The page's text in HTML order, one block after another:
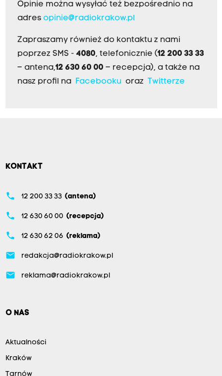
Opinie można wysyłać też bezpośrednio na
adres opinie@radiokrakow.pl
Zapraszamy również do kontaktu z nami
poprzez SMS - 4080, telefonicznie (12 200 33 33
– antena,12 630 60 00 – recepcja), a także na
nasz profil na Facebookuoraz Twitterze
KONTAKT
phone 12 200 33 33 (antena)
phone 12 630 60 00 (recepcja)
phone 12 630 62 06 (reklama)
email redakcja@radiokrakow.pl
email reklama@radiokrakow.pl
O NAS
Aktualności
Kraków
Tarnów